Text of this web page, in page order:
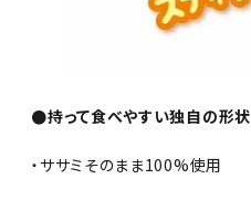
●持って食べやすい独自の形状
・ササミそのまま100%使用